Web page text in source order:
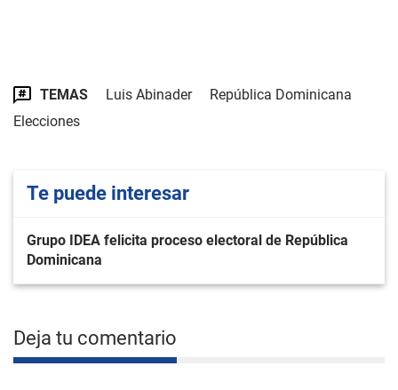
TEMAS Luis Abinader
República Dominicana
Elecciones
Te puede interesar
Grupo IDEA felicita proceso electoral de República
Dominicana
Deja tu comentario